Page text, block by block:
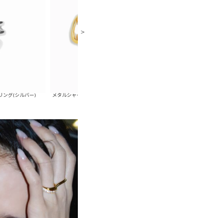
ー) メタルシャイニーニュアンスブレスレット(ゴールド)